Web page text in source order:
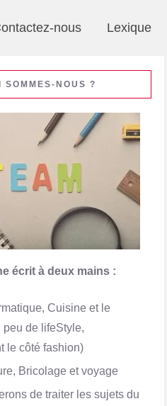
nous Lexique
SOMMES-NOUS ?
écrit à deux mains :
Cuisine et le
peu de lifeStyle,
le côté fashion)
Bricolage et voyage
de traiter les sujets du